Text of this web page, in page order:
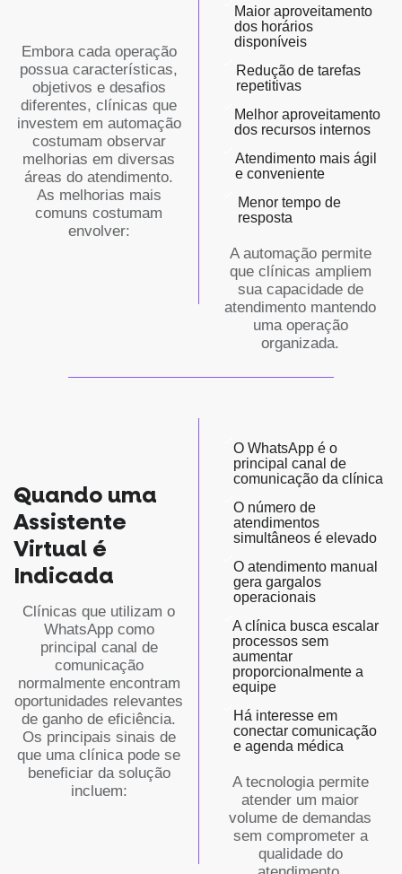
Embora cada operação
possua características,
objetivos e desafios
diferentes, clínicas que
investem em automação
costumam observar
melhorias em diversas
áreas do atendimento.
As melhorias mais
comuns costumam
envolver:
Maior aproveitamento
dos horários
disponíveis
Redução de tarefas
repetitivas
Melhor aproveitamento
dos recursos internos
Atendimento mais ágil
e conveniente
Menor tempo de
resposta
A automação permite
que clínicas ampliem
sua capacidade de
atendimento mantendo
uma operação
organizada.
Quando uma
Assistente
Virtual é
Indicada
Clínicas que utilizam o
WhatsApp como
principal canal de
comunicação
normalmente encontram
oportunidades relevantes
de ganho de eficiência.
Os principais sinais de
que uma clínica pode se
beneficiar da solução
incluem:
O WhatsApp é o
principal canal de
comunicação da clínica
O número de
atendimentos
simultâneos é elevado
O atendimento manual
gera gargalos
operacionais
A clínica busca escalar
processos sem
aumentar
proporcionalmente a
equipe
Há interesse em
conectar comunicação
e agenda médica
A tecnologia permite
atender um maior
volume de demandas
sem comprometer a
qualidade do